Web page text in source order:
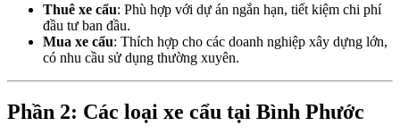
Thuê xe cẩu: Phù hợp với dự án ngắn hạn, tiết kiệm chi phí
đầu tư ban đầu.
Mua xe cẩu: Thích hợp cho các doanh nghiệp xây dựng lớn,
có nhu cầu sử dụng thường xuyên.
Phần 2: Các loại xe cẩu tại Bình Phước